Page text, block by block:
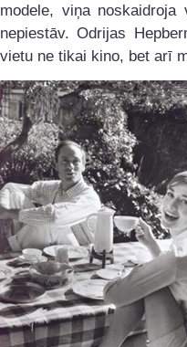
modele, viņa
nepiestāv. Odrijas
vietu ne tikai kino, bet arī